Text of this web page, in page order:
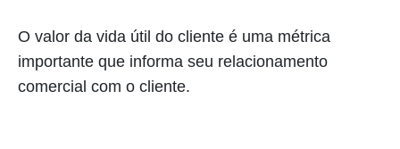
O valor da vida útil do cliente é uma métrica
importante que informa seu relacionamento
comercial com o cliente.